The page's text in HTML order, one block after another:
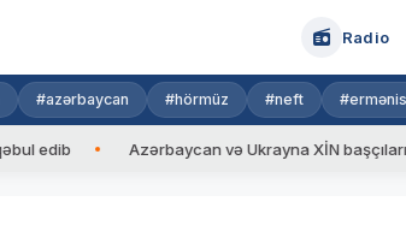
Radio
#azərbaycan #hörmüz #neft
Azərbaycan və Ukrayna XİN başçıları